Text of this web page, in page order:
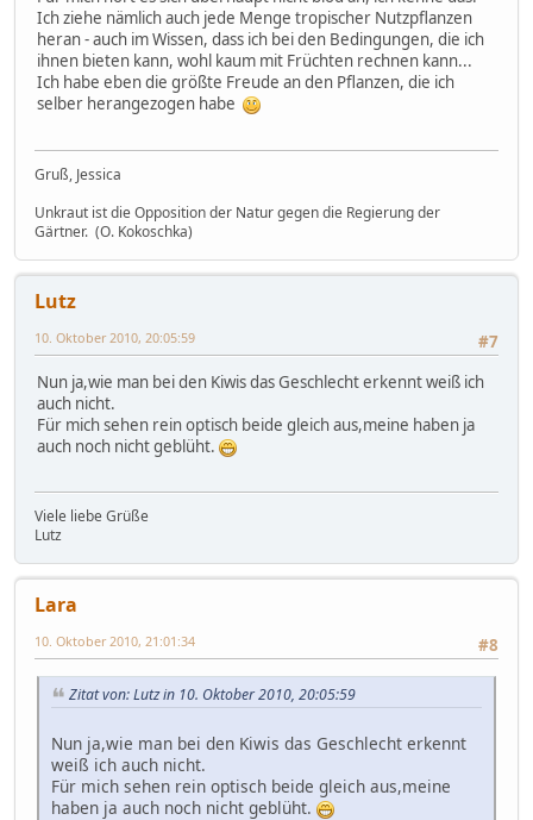
Ich ziehe nämlich auch jede Menge tropischer Nutzpflanzen
heran - auch im Wissen, dass ich bei den Bedingungen, die ich
ihnen bieten kann, wohl kaum mit Früchten rechnen kann...
Ich habe eben die größte Freude an den Pflanzen, die ich
selber herangezogen habe
Gruß, Jessica
Unkraut ist die Opposition der Natur gegen die Regierung der
Gärtner. (O. Kokoschka)
Lutz
#7
10. Oktober 2010, 20:05:59
Nun ja,wie man bei den Kiwis das Geschlecht erkennt weiß ich
auch nicht.
Für mich sehen rein optisch beide gleich aus,meine haben ja
auch noch nicht geblüht.
Viele liebe Grüße
Lutz
Lara
#8
10. Oktober 2010, 21:01:34
Zitat von: Lutz in 10. Oktober 2010, 20:05:59
Nun ja,wie man bei den Kiwis das Geschlecht erkennt
weiß ich auch nicht.
Für mich sehen rein optisch beide gleich aus,meine
haben ja auch noch nicht geblüht.